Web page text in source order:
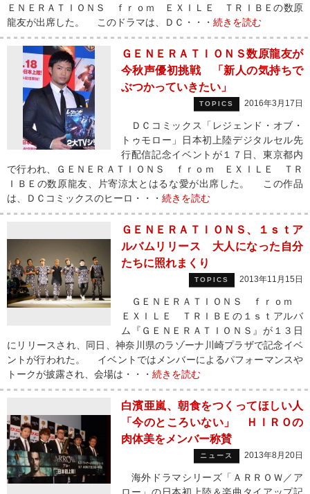
ＥＮＥＲＡＴＩＯＮＳ ｆｒｏｍ ＥＸＩＬＥ ＴＲＩＢＥの数原
龍友が出席した。 このドラマは、ＤＣ・・・ 続きを読む
ＧＥＮＥＲＡＴＩＯＮＳ数原龍友が
今秋声優初挑戦 「新人の気持ちで
ぶつかっていきたい」
TOPICS 2016年3月17日
ＤＣコミックス「レジェンド・オブ・
トゥモロー」日本初上陸デジタルセル先
行配信記念イベントが１７日、東京都内
で行われ、ＧＥＮＥＲＡＴＩＯＮＳ ｆｒｏｍ ＥＸＩＬＥ ＴＲ
ＩＢＥの数原龍友、片寄涼太とはるな愛が出席した。 この作品
は、ＤＣコミックスのヒーロ・・・ 続きを読む
ＧＥＮＥＲＡＴＩＯＮＳ、１ｓｔア
ルバムリリース 大人になった自分
たちに照れまくり
TOPICS 2013年11月15日
ＧＥＮＥＲＡＴＩＯＮＳ ｆｒｏｍ
ＥＸＩＬＥ ＴＲＩＢＥの１ｓｔアルバ
ム『ＧＥＮＥＲＡＴＩＯＮＳ』が１３日
にリリースされ、同日、神奈川県のラゾーナ川崎プラザで記念イベ
ントが行われた。 イベントではメンバーによるパフォーマンスや
トークが披露され、会場は・・・ 続きを読む
白濱亜嵐、朝食をつくってほしい人
「今のところいない」 ＨＩＲＯの
肉体美をメンバー称賛
ニュース 2013年8月20日
海外ドラマシリーズ「ＡＲＲＯＷ／ア